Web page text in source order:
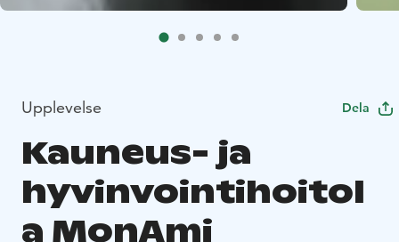
Upplevelse Dela
Kauneus- ja
hyvinvointihoitol
a MonAmi